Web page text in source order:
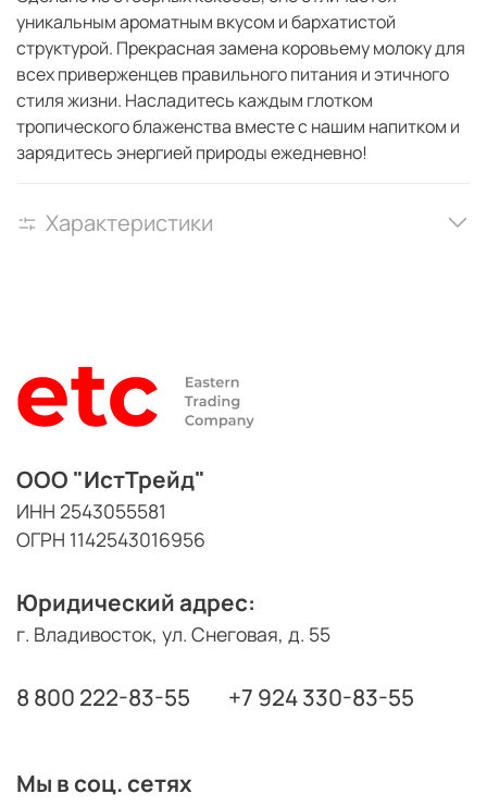
уникальным ароматным вкусом и бархатистой
структурой. Прекрасная замена коровьему молоку для
всех приверженцев правильного питания и этичного
стиля жизни. Насладитесь каждым глотком
тропического блаженства вместе с нашим напитком и
зарядитесь энергией природы ежедневно!
Характеристики
ООО "ИстТрейд"
ИНН 2543055581
ОГРН 1142543016956
Юридический адрес:
г. Владивосток, ул. Снеговая, д. 55
8 800 222-83-55 +7 924 330-83-55
Мы в соц. сетях